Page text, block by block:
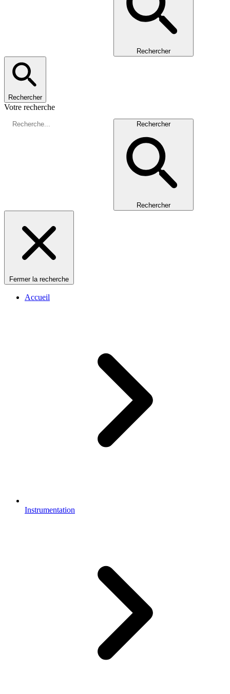
Rechercher
Rechercher
Votre recherche
Rechercher
Rechercher
Fermer la recherche
Accueil
Instrumentation